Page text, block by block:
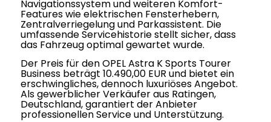
Navigationssystem und weiteren Komfort-
Features wie elektrischen Fensterhebern,
Zentralverriegelung und Parkassistent. Die
umfassende Servicehistorie stellt sicher, dass
das Fahrzeug optimal gewartet wurde.
Der Preis für den OPEL Astra K Sports Tourer
Business beträgt 10.490,00 EUR und bietet ein
erschwingliches, dennoch luxuriöses Angebot.
Als gewerblicher Verkäufer aus Ratingen,
Deutschland, garantiert der Anbieter
professionellen Service und Unterstützung.